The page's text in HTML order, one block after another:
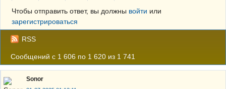
Чтобы отправить ответ, вы должны войти или
зарегистрироваться
RSS
Сообщений с 1 606 по 1 620 из 1 741
Sonor